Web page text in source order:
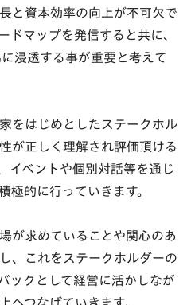
と資本効率の向上が不可欠で
ドマップを発信すると共に、
浸透する事が重要と考えて
をはじめとしたステークホル
が正しく理解され評価頂ける
イベントや個別対話等を通じ
極的に行っていきます。
が求めていることや関心のあ
、これをステークホルダーの
ックとして経営に活かしなが